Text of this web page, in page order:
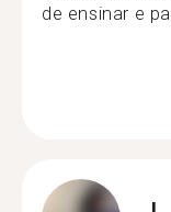
de ensinar e